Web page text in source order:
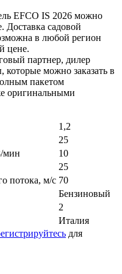
EFCO IS 2026 можно
Доставка садовой
в любой регион
цене.
партнер, дилер
можно заказать в
пакетом
оригинальными
1,2
25
мин
10
25
потока, м/с 70
Бензиновый
2
Италия
для